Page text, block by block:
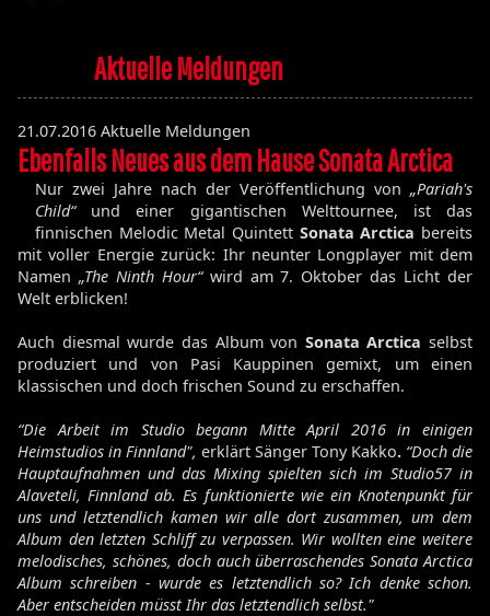
Aktuelle Meldungen
21.07.2016 Aktuelle Meldungen
Ebenfalls Neues aus dem Hause Sonata Arctica
Nur zwei Jahre nach der Veröffentlichung von „Pariah's
Child“und einer gigantischen Welttournee, ist das
finnischen Melodic Metal Quintett Sonata Arctica bereits
mit voller Energie zurück: Ihr neunter Longplayer mit dem
Namen „The Ninth Hour“wird am 7. Oktober das Licht der
Welt erblicken!
Auch diesmal wurde das Album von Sonata Arctica selbst
produziert und von Pasi Kauppinen gemixt, um einen
klassischen und doch frischen Sound zu erschaffen.
“Die Arbeit im Studio begann Mitte April 2016 in einigen
Heimstudios in Finnland", erklärt Sänger Tony Kakko. “Doch die
Hauptaufnahmen und das Mixing spielten sich im Studio57 in
Alaveteli, Finnland ab. Es funktionierte wie ein Knotenpunkt für
uns und letztendlich kamen wir alle dort zusammen, um dem
Album den letzten Schliff zu verpassen. Wir wollten eine weitere
melodisches, schönes, doch auch überraschendes Sonata Arctica
Album schreiben - wurde es letztendlich so? Ich denke schon.
Aber entscheiden müsst Ihr das letztendlich selbst."